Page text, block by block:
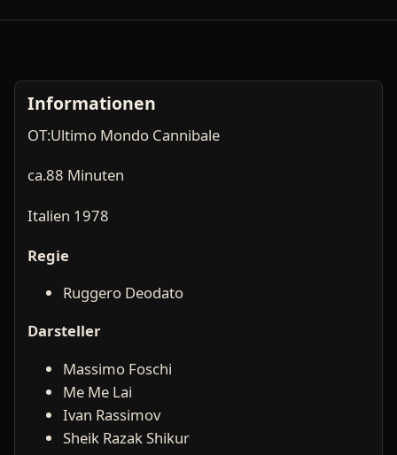
Informationen
OT:Ultimo Mondo Cannibale
ca.88 Minuten
Italien 1978
Regie
Ruggero Deodato
Darsteller
Massimo Foschi
Me Me Lai
Ivan Rassimov
Sheik Razak Shikur